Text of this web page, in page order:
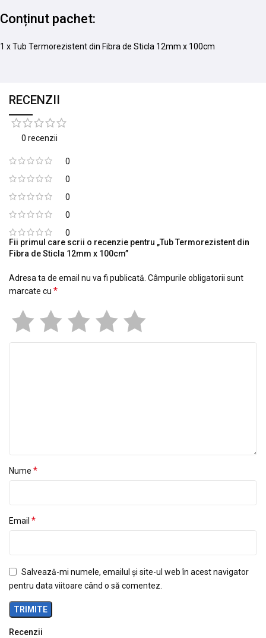
Conținut pachet:
1 x Tub Termorezistent din Fibra de Sticla 12mm x 100cm
RECENZII
0 recenzii
0
0
0
0
0
Recenzii
Fii primul care scrii o recenzie pentru „Tub Termorezistent din
Fibra de Sticla 12mm x 100cm”
Adresa ta de email nu va fi publicată. Câmpurile obligatorii sunt
marcate cu *
Nume *
Email *
Salvează-mi numele, emailul și site-ul web în acest navigator
pentru data viitoare când o să comentez.